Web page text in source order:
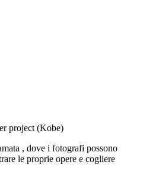
project (Kobe)
, dove i fotografi possono
le proprie opere e cogliere